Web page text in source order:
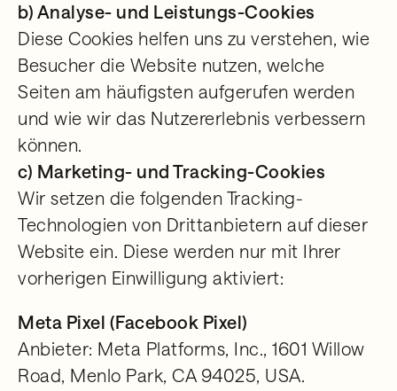
b) Analyse- und Leistungs-Cookies
Diese Cookies helfen uns zu verstehen, wie
Besucher die Website nutzen, welche
Seiten am häufigsten aufgerufen werden
und wie wir das Nutzererlebnis verbessern
können.
c) Marketing- und Tracking-Cookies
Wir setzen die folgenden Tracking-
Technologien von Drittanbietern auf dieser
Website ein. Diese werden nur mit Ihrer
vorherigen Einwilligung aktiviert:
Meta Pixel (Facebook Pixel)
Anbieter: Meta Platforms, Inc., 1601 Willow
Road, Menlo Park, CA 94025, USA.